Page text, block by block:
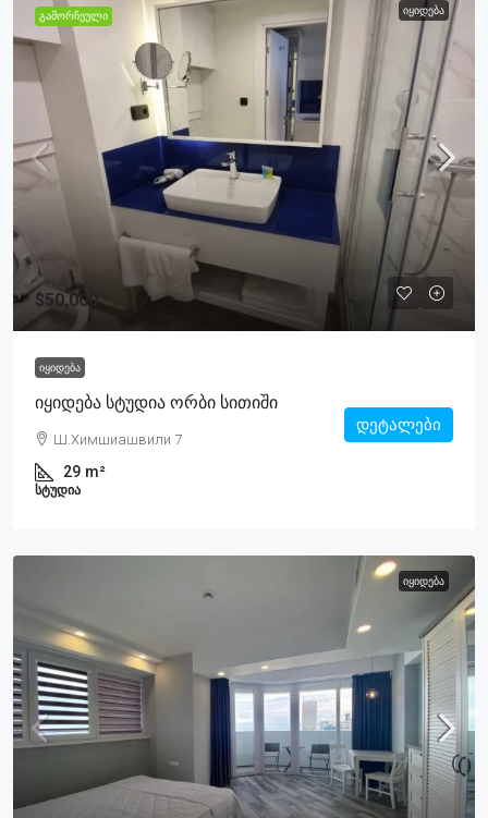
ᲒᲐᲛᲝᲠᲩᲔᲣᲚᲘ ᲘᲧᲘᲓᲔᲑᲐ
$50,000
ᲘᲧᲘᲓᲔᲑᲐ
Იყიდება Სტუდია Ორბი Სითიში
Ш.Химшиашвили 7
29 m²
ᲡᲢᲣᲓᲘᲐ
დეტალები
ᲘᲧᲘᲓᲔᲑᲐ